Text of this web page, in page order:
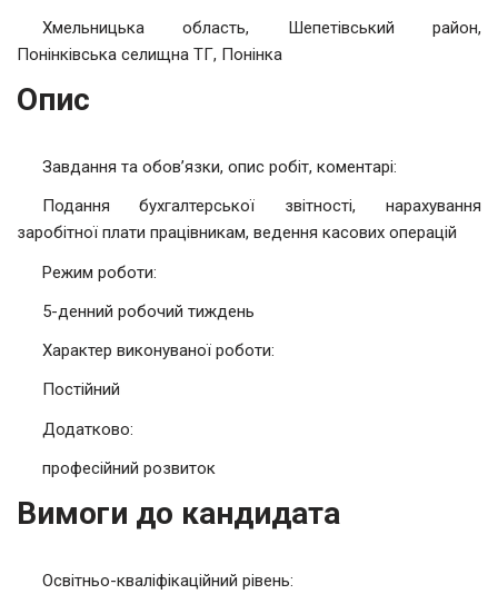
Хмельницька область, Шепетівський район,
Понінківська селищна ТГ, Понінка
Опис
Завдання та обов’язки, опис робіт, коментарі:
Подання бухгалтерської звітності, нарахування
заробітної плати працівникам, ведення касових операцій
Режим роботи:
5-денний робочий тиждень
Характер виконуваної роботи:
Постійний
Додатково:
професійний розвиток
Вимоги до кандидата
Освітньо-кваліфікаційний рівень: